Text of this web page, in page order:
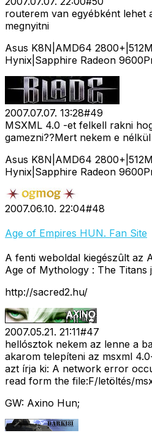
routerem van egyébként lehet
megnyitni
Asus K8N|AMD64
Hynix|Sapphire Radeon
2007.07.07. 13:28#49
MSXML 4.0 -et felkell rakni
gamezni??Mert nekem e
Asus K8N|AMD64
Hynix|Sapphire Radeon
2007.06.10. 22:04#48
Age of Empires HUN. Fan Site
A fenti weboldal kiegészûlt az
Age of Mythology : The Titans
http://sacred2.hu/
2007.05.21. 21:11#47
hellósztok nekem az lenne a
akarom telepíteni az msxml
azt írja ki: A network error
read form the file:F/letöltés/
GW: Axino Hun;